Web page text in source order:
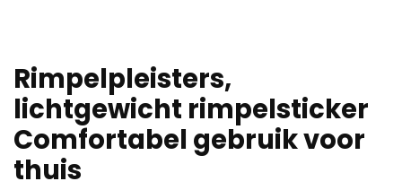
Rimpelpleisters,
lichtgewicht rimpelsticker
Comfortabel gebruik voor
thuis